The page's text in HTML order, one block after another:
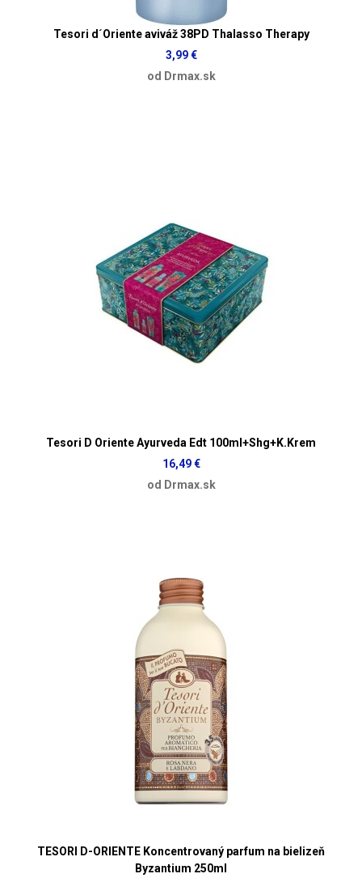
Tesori d´Oriente aviváž 38PD Thalasso Therapy
3,99 €
od Drmax.sk
Tesori D Oriente Ayurveda Edt 100ml+Shg+K.Krem
16,49 €
od Drmax.sk
TESORI D-ORIENTE Koncentrovaný parfum na bielizeň
Byzantium 250ml